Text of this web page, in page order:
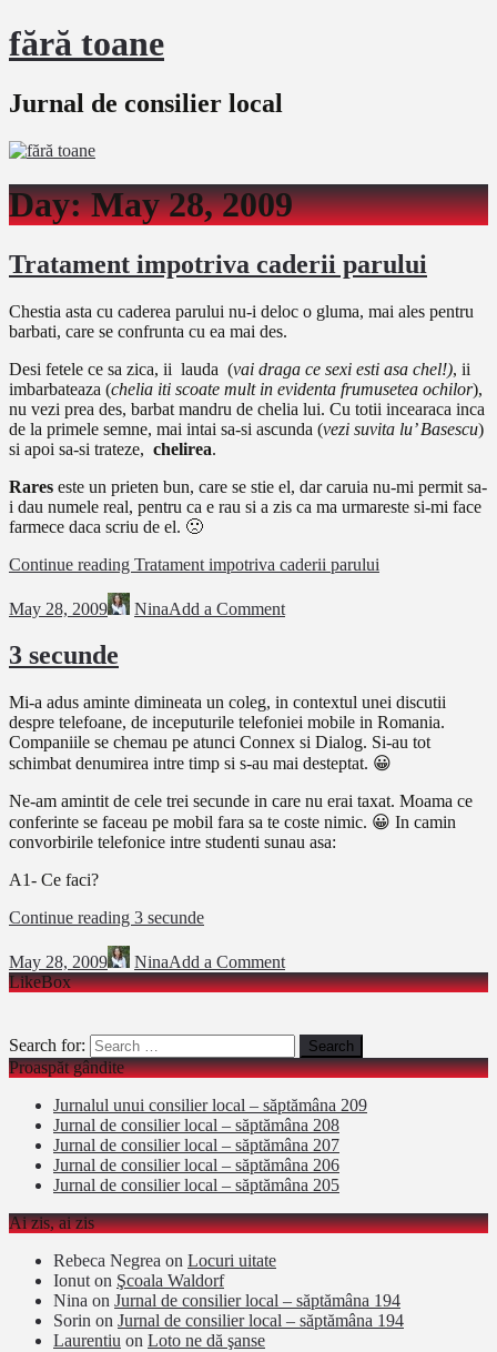
fără toane
Jurnal de consilier local
Day:May 28, 2009
Tratament impotriva caderii parului
Chestia asta cu caderea parului nu-i deloc o gluma, mai ales pentru
barbati, care se confrunta cu ea mai des.
Desi fetele ce sa zica, ii lauda (vai draga ce sexi esti asa chel!), ii
imbarbateaza (chelia iti scoate mult in evidenta frumusetea ochilor),
nu vezi prea des, barbat mandru de chelia lui. Cu totii incearaca inca
de la primele semne, mai intai sa-si ascunda (vezi suvita lu’ Basescu)
si apoi sa-si trateze, chelirea.
Rares este un prieten bun, care se stie el, dar caruia nu-mi permit sa-
i dau numele real, pentru ca e rau si a zis ca ma urmareste si-mi face
farmece daca scriu de el. 🙁
Continue reading Tratament impotriva caderii parului
May 28, 2009 NinaAdd a Comment
3 secunde
Mi-a adus aminte dimineata un coleg, in contextul unei discutii
despre telefoane, de inceputurile telefoniei mobile in Romania.
Companiile se chemau pe atunci Connex si Dialog. Si-au tot
schimbat denumirea intre timp si s-au mai desteptat. 😀
Ne-am amintit de cele trei secunde in care nu erai taxat. Moama ce
conferinte se faceau pe mobil fara sa te coste nimic. 😀 In camin
convorbirile telefonice intre studenti sunau asa:
A1- Ce faci?
Continue reading 3 secunde
May 28, 2009 NinaAdd a Comment
LikeBox
Search for:
Proaspăt gândite
Jurnalul unui consilier local – săptămâna 209
Jurnal de consilier local – săptămâna 208
Jurnal de consilier local – săptămâna 207
Jurnal de consilier local – săptămâna 206
Jurnal de consilier local – săptămâna 205
Ai zis, ai zis
Rebeca Negrea on Locuri uitate
Ionut on Şcoala Waldorf
Nina on Jurnal de consilier local – săptămâna 194
Sorin on Jurnal de consilier local – săptămâna 194
Laurentiu on Loto ne dă şanse